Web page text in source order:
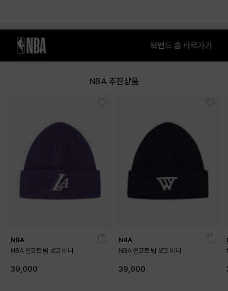
BLACK WHITE
NBA 추천상품
NBA
NBA 온코트 팀 로고 비니
39,000
NBA
NBA 온코트 팀 로고 비니
39,000